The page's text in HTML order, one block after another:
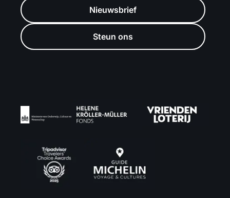
Nieuwsbrief
Steun ons